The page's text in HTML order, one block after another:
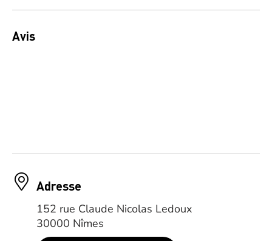
Avis
Adresse
152 rue Claude Nicolas Ledoux
30000 Nîmes